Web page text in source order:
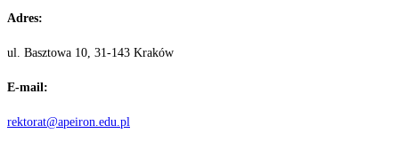
Adres:
ul. Basztowa 10, 31-143 Kraków
E-mail:
rektorat@apeiron.edu.pl